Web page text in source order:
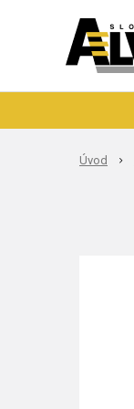
Úvod